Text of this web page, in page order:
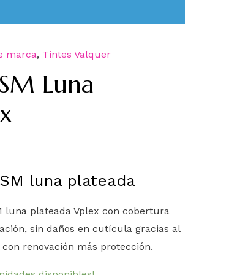
marca, Tintes Valquer
Luna
luna plateada
luna plateada Vplex con cobertura
sin daños en cutícula gracias al
renovación más protección.